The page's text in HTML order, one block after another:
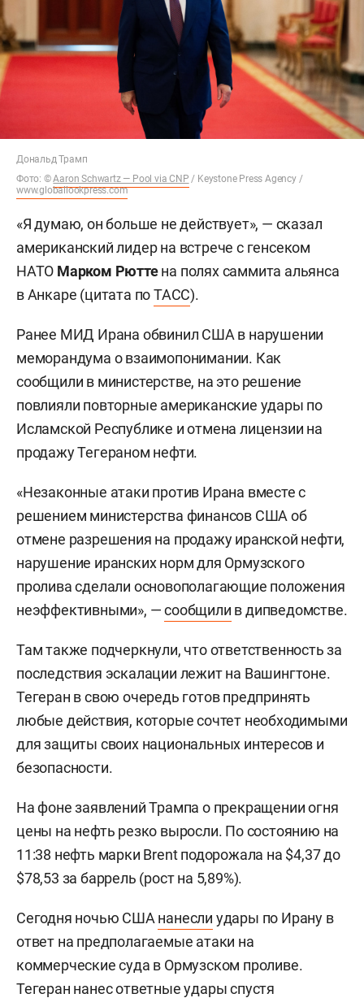
Дональд Трамп
Фото: ©Aaron Schwartz — Pool via CNP / Keystone Press Agency /
www.globallookpress.com
«Я думаю, он больше не действует», — сказал
американский лидер на встрече с генсеком
НАТО Марком Рюттена полях саммита альянса
в Анкаре (цитата поТАСС).
Ранее МИД Ирана обвинил США в нарушении
меморандума о взаимопонимании. Как
сообщили в министерстве, на это решение
повлияли повторные американские удары по
Исламской Республике и отмена лицензии на
продажу Тегераном нефти.
«Незаконные атаки против Ирана вместе с
решением министерства финансов США об
отмене разрешения на продажу иранской нефти,
нарушение иранских норм для Ормузского
пролива сделали основополагающие положения
неэффективными», —сообщили в дипведомстве.
Там также подчеркнули, что ответственность за
последствия эскалации лежит на Вашингтоне.
Тегеран в свою очередь готов предпринять
любые действия, которые сочтет необходимыми
для защиты своих национальных интересов и
безопасности.
На фоне заявлений Трампа о прекращении огня
цены на нефть резко выросли. По состоянию на
11:38 нефть марки Brent подорожала на $4,37 до
$78,53 за баррель (рост на 5,89%).
Сегодня ночью США нанесли удары по Ирану в
ответ на предполагаемые атаки на
коммерческие суда в Ормузском проливе.
Тегеран нанес ответные удары спустя